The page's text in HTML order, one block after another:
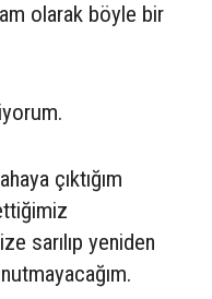
olarak böyle bir
çıktığım
sarılıp yeniden